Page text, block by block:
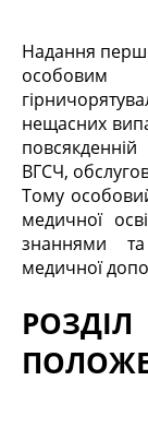
Надання
нещасних
ВГСЧ,
Тому
медичної
знаннями
медичної